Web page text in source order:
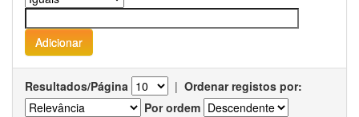
Resultados/Página | Ordenar registos por:
Por ordem